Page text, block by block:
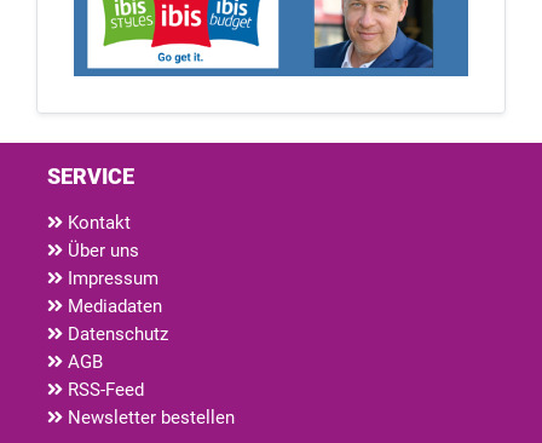
SERVICE
Kontakt
Über uns
Impressum
Mediadaten
Datenschutz
AGB
RSS-Feed
Newsletter bestellen